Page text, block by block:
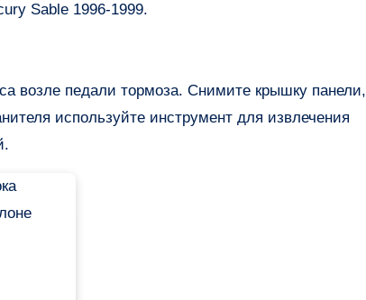
Sable 1996-1999.
возле педали тормоза. Снимите крышку панели,
используйте инструмент для извлечения